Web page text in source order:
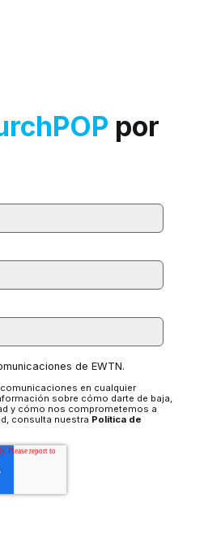
por
de EWTN.
en cualquier
sobre cómo darte de baja,
y cómo nos comprometemos a
consulta nuestra Política de